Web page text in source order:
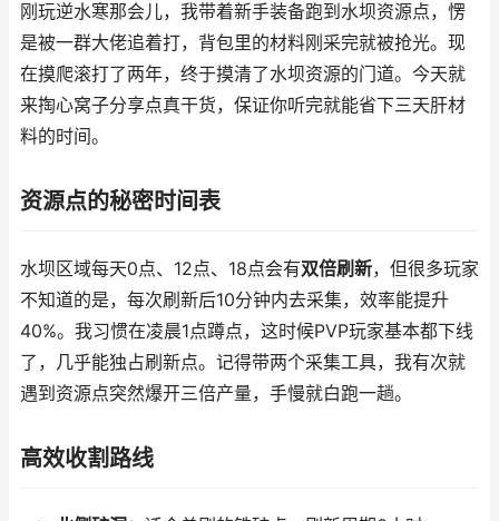
刚玩逆水寒那会儿，我带着新手装备跑到水坝资源点，愣
是被一群大佬追着打，背包里的材料刚采完就被抢光。现
在摸爬滚打了两年，终于摸清了水坝资源的门道。今天就
来掏心窝子分享点真干货，保证你听完就能省下三天肝材
料的时间。
资源点的秘密时间表
水坝区域每天0点、12点、18点会有双倍刷新，但很多玩家
不知道的是，每次刷新后10分钟内去采集，效率能提升
40%。我习惯在凌晨1点蹲点，这时候PVP玩家基本都下线
了，几乎能独占刷新点。记得带两个采集工具，我有次就
遇到资源点突然爆开三倍产量，手慢就白跑一趟。
高效收割路线